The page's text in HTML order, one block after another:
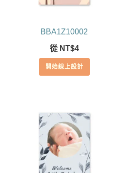
BBA1Z10002
從 NT$4
開始線上設計